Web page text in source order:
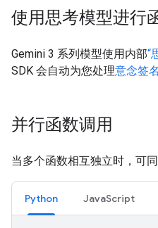
使用思考模型进行
Gemini 3 系列模型使用内部“
SDK 会自动为您处理意念签名
并行函数调用
当多个函数相互独立时，可
Python JavaScript